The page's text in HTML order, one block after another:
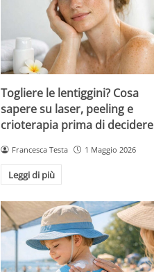
Togliere le lentiggini? Cosa
sapere su laser, peeling e
crioterapia prima di decidere
Francesca Testa 1 Maggio 2026
Leggi di più